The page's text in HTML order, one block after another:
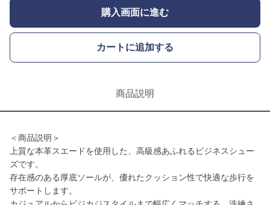
購入画面に進む
カートに追加する
商品説明
＜商品説明＞
上質な本革スエードを使用した、高級感あふれるビジネスシュー
ズです。
存在感のある厚底ソールが、優れたクッション性で快適な歩行を
サポートします。